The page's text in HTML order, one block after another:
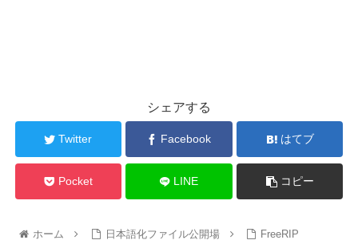
シェアする
Twitter Facebook はてブ
Pocket LINE コピー
ホーム 日本語化ファイル公開場 FreeRIP